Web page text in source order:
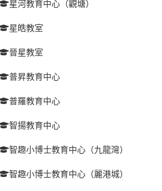
星河教育中心（觀塘）
星皓教室
晉星教室
普昇教育中心
普羅教育中心
智揚教育中心
智趣小博士教育中心（九龍灣）
智趣小博士教育中心（麗港城）